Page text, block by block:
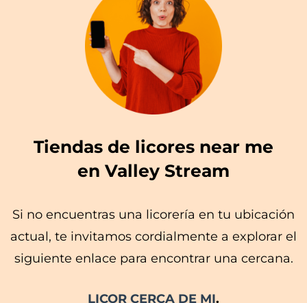
Tiendas de licores near me
en Valley Stream
Si no encuentras una licorería en tu ubicación
actual, te invitamos cordialmente a explorar el
siguiente enlace para encontrar una cercana.
LICOR CERCA DE MI.